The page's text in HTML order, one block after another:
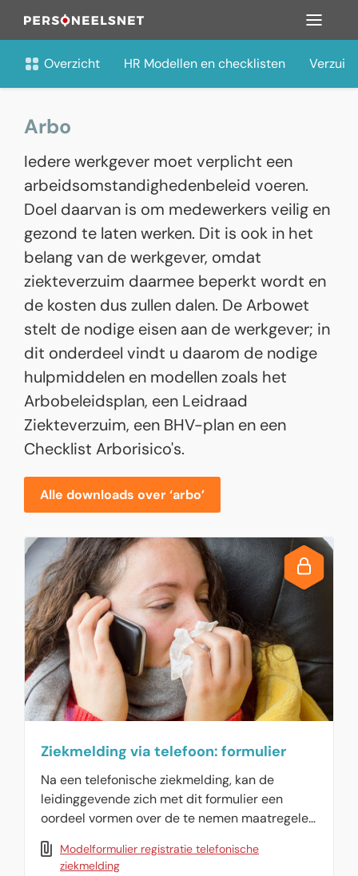
Overzicht HR Modellen en checklisten
Arbo
Iedere werkgever moet verplicht een
arbeidsomstandighedenbeleid voeren.
Doel daarvan is om medewerkers veilig en
gezond te laten werken. Dit is ook in het
belang van de werkgever, omdat
ziekteverzuim daarmee beperkt wordt en
de kosten dus zullen dalen. De Arbowet
stelt de nodige eisen aan de werkgever; in
dit onderdeel vindt u daarom de nodige
hulpmiddelen en modellen zoals het
Arbobeleidsplan, een Leidraad
Ziekteverzuim, een BHV-plan en een
Checklist Arborisico's.
Alle downloads over ‘arbo’
Ziekmelding via telefoon: formulier
Na een telefonische ziekmelding, kan de
leidinggevende zich met dit formulier een
oordeel vormen over de te nemen maatregelen
bij ziekte van een werknemer.
Modelformulier registratie telefonische
ziekmelding